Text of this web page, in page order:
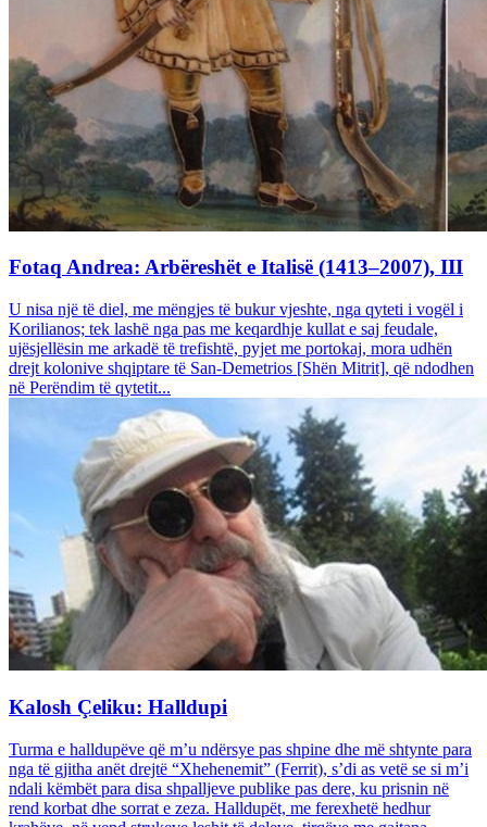
Fotaq Andrea: Arbëreshët e Italisë (1413–2007), III
U nisa një të diel, me mëngjes të bukur vjeshte, nga qyteti i vogël i
Korilianos; tek lashë nga pas me keqardhje kullat e saj feudale,
ujësjellësin me arkadë të trefishtë, pyjet me portokaj, mora udhën
drejt kolonive shqiptare të San-Demetrios [Shën Mitrit], që ndodhen
në Perëndim të qytetit...
Kalosh Çeliku: Halldupi
Turma e halldupëve që m’u ndërsye pas shpine dhe më shtynte para
nga të gjitha anët drejtë “Xhehenemit” (Ferrit), s’di as vetë se si m’i
ndali këmbët para disa shpalljeve publike pas dere, ku prisnin në
rend korbat dhe sorrat e zeza. Halldupët, me ferexhetë hedhur